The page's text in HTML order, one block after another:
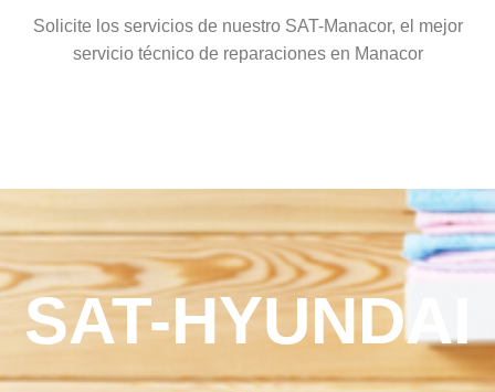
Solicite los servicios de nuestro SAT-Manacor, el mejor
servicio técnico de reparaciones en Manacor
SAT-HYUNDAI